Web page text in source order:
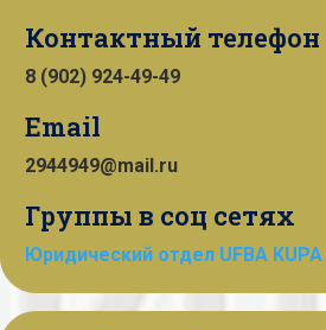
Контактный телефон
8 (902) 924-49-49
Email
2944949@mail.ru
Группы в соц сетях
Юридический отдел UFBA